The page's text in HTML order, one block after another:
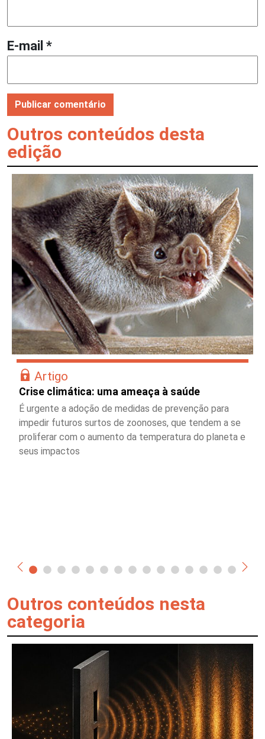
E-mail *
Outros conteúdos desta
edição
Artigo
Crise climática: uma ameaça à saúde
É urgente a adoção de medidas de prevenção para
impedir futuros surtos de zoonoses, que tendem a se
proliferar com o aumento da temperatura do planeta e
seus impactos
Outros conteúdos nesta
categoria